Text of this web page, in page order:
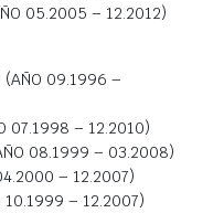
05.2005 – 12.2012)
(AÑO 09.1996 –
07.1998 – 12.2010)
08.1999 – 03.2008)
– 12.2007)
10.1999 – 12.2007)